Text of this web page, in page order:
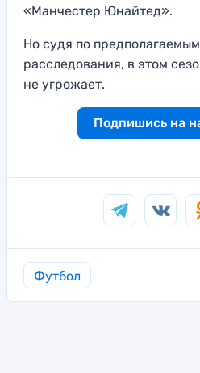
«Манчестер Юнайтед».
Но судя по
расследования, в этом
не угрожает.
Подпишись на
Футбол